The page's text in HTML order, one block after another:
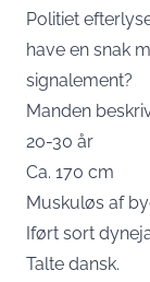
Politiet
have en snak
signalement?
Manden
20-30 år
Ca. 170 cm
Muskuløs af
Iført sort
Talte dansk.